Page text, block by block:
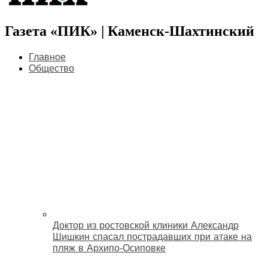
Газета «ПИК» | Каменск-Шахтинский
Главное
Общество
Доктор из ростовской клиники Александр
Шишкин спасал пострадавших при атаке на
пляж в Архипо‑Осиповке